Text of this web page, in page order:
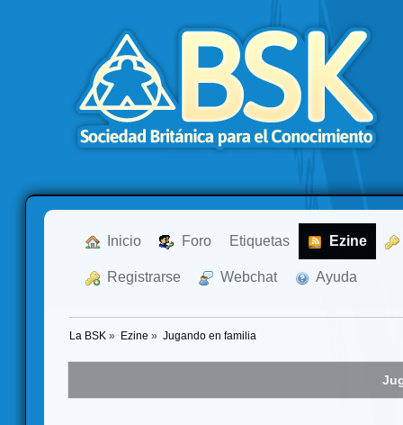
Inicio Foro Etiquetas Ezine
Registrarse Webchat Ayuda
La BSK » Ezine » Jugando en familia